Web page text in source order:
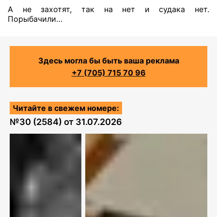
А не захотят, так на нет и судака нет.
Порыбачили…
Здесь могла бы быть ваша реклама
+7 (705) 715 70 96
Читайте в свежем номере:
№30 (2584) от 31.07.2026